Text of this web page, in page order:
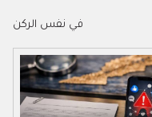
في نفس الركن